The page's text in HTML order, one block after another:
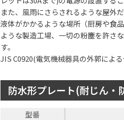
また、風雨にさらされるような屋外
液体がかかるような場所（厨房や食
ような製造工場、一切の粉塵を許さ
す。
JIS C0920(電気機械器具の外郭によ
防水形プレート(耐じん・
型番